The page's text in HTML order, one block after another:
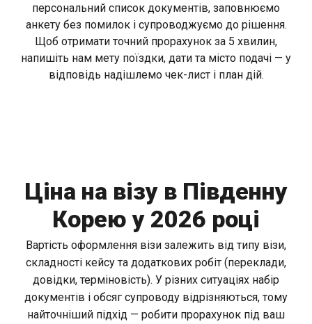
персональний список документів, заповнюємо
анкету без помилок і супроводжуємо до рішення.
Щоб отримати точний прорахунок за 5 хвилин,
напишіть нам мету поїздки, дати та місто подачі — у
відповідь надішлемо чек-лист і план дій.
Ціна на візу в Південну
Корею у 2026 році
Вартість оформлення візи залежить від типу візи,
складності кейсу та додаткових робіт (переклади,
довідки, терміновість). У різних ситуаціях набір
документів і обсяг супроводу відрізняються, тому
найточніший підхід — робити прорахунок під ваш